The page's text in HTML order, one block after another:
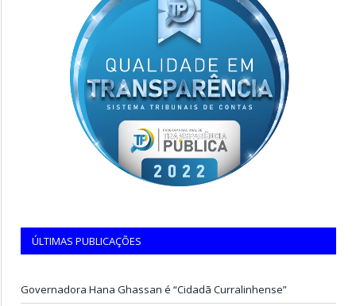
ÚLTIMAS PUBLICAÇÕES
Governadora Hana Ghassan é “Cidadã Curralinhense”